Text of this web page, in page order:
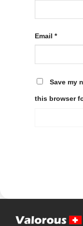
Email *
Save my
this browser